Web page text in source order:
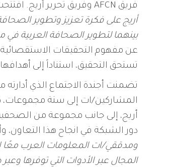
فريق AFCN وفريق تحرير أريج. افتتحت الجلسة المديرة العامة لأريج،
أريج على فكرة تعزيز وتطوير
بينهما لتطوير الصحافة العربية في
عن مفهوم التحقيقات الاستقصائية
تستحق التحقيق، استناداً إلى
تضمنت أجندة الاجتماع الذي
المشاركين/ات إلى ستة
أريج، إلى جانب مجموعة من
دور الشبكة في انجاح هذا التعاون،
ومدققي/ات المعلومات العرب معًا
المجال عبر الأدوات التي توفرها